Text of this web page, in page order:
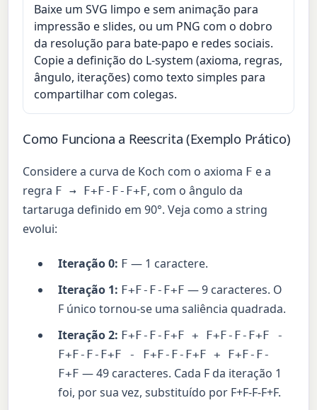
Baixe um SVG limpo e sem animação para
impressão e slides, ou um PNG com o dobro
da resolução para bate-papo e redes sociais.
Copie a definição do L-system (axioma, regras,
ângulo, iterações) como texto simples para
compartilhar com colegas.
Como Funciona a Reescrita (Exemplo Prático)
Considere a curva de Koch com o axioma F e a
regra F → F+F-F-F+F, com o ângulo da
tartaruga definido em 90°. Veja como a string
evolui:
Iteração 0: F — 1 caractere.
Iteração 1: F+F-F-F+F — 9 caracteres. O
F único tornou-se uma saliência quadrada.
Iteração 2: F+F-F-F+F + F+F-F-F+F -
F+F-F-F+F - F+F-F-F+F + F+F-F-
F+F — 49 caracteres. Cada F da iteração 1
foi, por sua vez, substituído por F+F-F-F+F.